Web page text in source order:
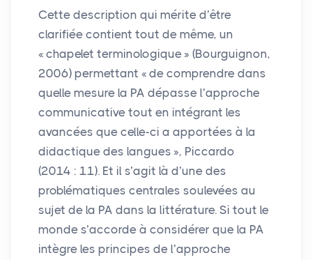
Cette description qui mérite d’être
clarifiée contient tout de même, un
« chapelet terminologique » (Bourguignon,
2006) permettant « de comprendre dans
quelle mesure la PA dépasse l’approche
communicative tout en intégrant les
avancées que celle-ci a apportées à la
didactique des langues », Piccardo
(2014 : 11). Et il s’agit là d’une des
problématiques centrales soulevées au
sujet de la PA dans la littérature. Si tout le
monde s’accorde à considérer que la PA
intègre les principes de l’approche